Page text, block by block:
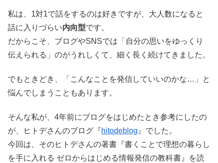
私は、1対1で話をするのは好きですが、大人数になると
話に入りづらい内向型です。
だからこそ、ブログやSNSでは「自分の思いをゆっくり
伝えられる」のがうれしくて、細く長く続けてきました。
でもときどき、「こんなことを発信していいのかな…」と
悩んでしまうこともあります。
そんな私が、4年前にブログをはじめたとき参考にしたの
が、ヒトデさんのブログ『hitodeblog』でした。
今回は、そのヒトデさんの著書『書くことで理想の暮らし
を手に入れる ゼロからはじめる情報発信の教科書』を読